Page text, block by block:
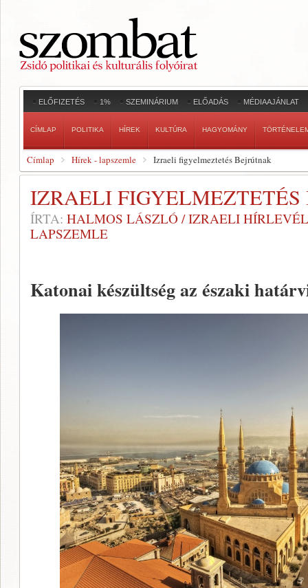
ELŐFIZETÉS 1% SZEMINÁRIUM ELŐADÁS MÉDIAAJÁNLAT
CÍMLAP POLITIKA HÍREK KULTÚRA HAGYOMÁNY
Címlap Hírek - lapszemle Izraeli figyelmeztetés Bejrútnak
IZRAELI FIGYELMEZTETÉS
ÍRTA: HALMOS LÁSZLÓ / IZRAELI HÍRLEVÉL
LAPSZEMLE
Katonai készültség az északi